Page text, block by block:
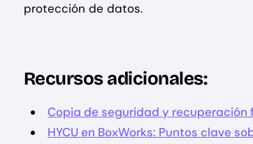
protección de datos.
Recursos adicionales:
Copia de seguridad y recuperación
HYCU en BoxWorks: Puntos clave